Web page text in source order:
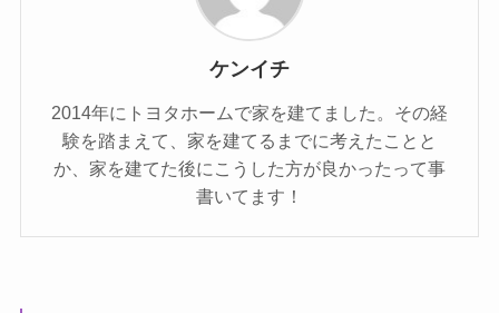
ケンイチ
2014年にトヨタホームで家を建てました。その経
験を踏まえて、家を建てるまでに考えたことと
か、家を建てた後にこうした方が良かったって事
書いてます！